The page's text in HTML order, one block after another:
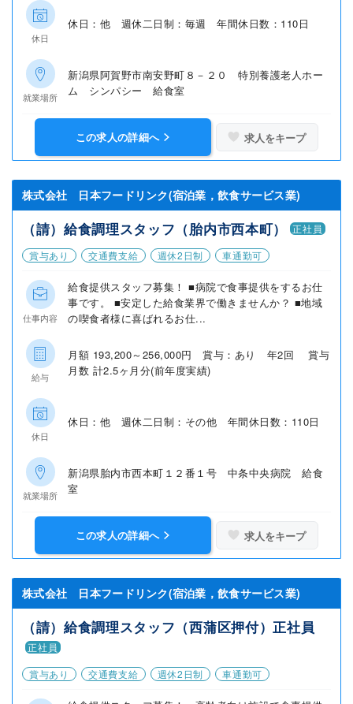
休日
休日：他 週休二日制：毎週 年間休日数：110日
就業場所
新潟県阿賀野市南安野町８－２０ 特別養護老人ホー
ム シンパシー 給食室
この求人の詳細へ 求人をキープ
株式会社 日本フードリンク(宿泊業，飲食サービス業)
（請）給食調理スタッフ（胎内市西本町）
正社員
賞与あり
交通費支給 週休2日制 車通勤可
仕事内容
給食提供スタッフ募集！ ■病院で食事提供をするお仕
事です。 ■安定した給食業界で働きませんか？ ■地域
の喫食者様に喜ばれるお仕...
給与
月額 193,200～256,000円 賞与：あり 年2回 賞与
月数 計2.5ヶ月分(前年度実績)
休日
休日：他 週休二日制：その他 年間休日数：110日
就業場所
新潟県胎内市西本町１２番１号 中条中央病院 給食
室
この求人の詳細へ 求人をキープ
株式会社 日本フードリンク(宿泊業，飲食サービス業)
（請）給食調理スタッフ（西蒲区押付）正社員
正社員
賞与あり
交通費支給 週休2日制 車通勤可